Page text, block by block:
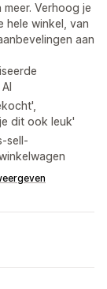
Verhoog je
hele winkel, van
aan
dit ook leuk'
sell-